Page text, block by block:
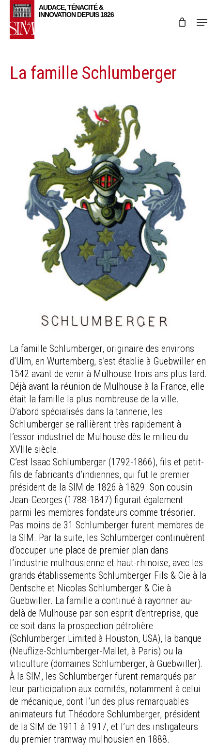
Skip
main
Menu
La famille Schlumberger
La famille Schlumberger, originaire des environs
d’Ulm, en Wurtemberg, s’est établie à Guebwiller en
1542 avant de venir à Mulhouse trois ans plus tard.
Déjà avant la réunion de Mulhouse à la France, elle
était la famille la plus nombreuse de la ville.
D’abord spécialisés dans la tannerie, les
Schlumberger se rallièrent très rapidement à
l’essor industriel de Mulhouse dès le milieu du
XVIIIe siècle.
C’est Isaac Schlumberger (1792-1866), fils et petit-
fils de fabricants d’indiennes, qui fut le premier
président de la SIM de 1826 à 1829. Son cousin
Jean-Georges (1788-1847) figurait également
parmi les membres fondateurs comme trésorier.
Pas moins de 31 Schlumberger furent membres de
la SIM. Par la suite, les Schlumberger continuèrent
d’occuper une place de premier plan dans
l’industrie mulhousienne et haut-rhinoise, avec les
grands établissements Schlumberger Fils & Cie à la
Dentsche et Nicolas Schlumberger & Cie à
Guebwiller. La famille a continué à rayonner au-
delà de Mulhouse par son esprit d’entreprise, que
ce soit dans la prospection pétrolière
(Schlumberger Limited à Houston, USA), la banque
(Neuflize-Schlumberger-Mallet, à Paris) ou la
viticulture (domaines Schlumberger, à Guebwiller).
À la SIM, les Schlumberger furent remarqués par
leur participation aux comités, notamment à celui
de mécanique, dont l’un des plus remarquables
animateurs fut Théodore Schlumberger, président
de la SIM de 1911 à 1917, et l’un des instigateurs
du premier tramway mulhousien en 1888.